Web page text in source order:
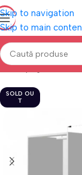
Skip to navigation
Skip to main
Prima pagină
SOLD OU
T